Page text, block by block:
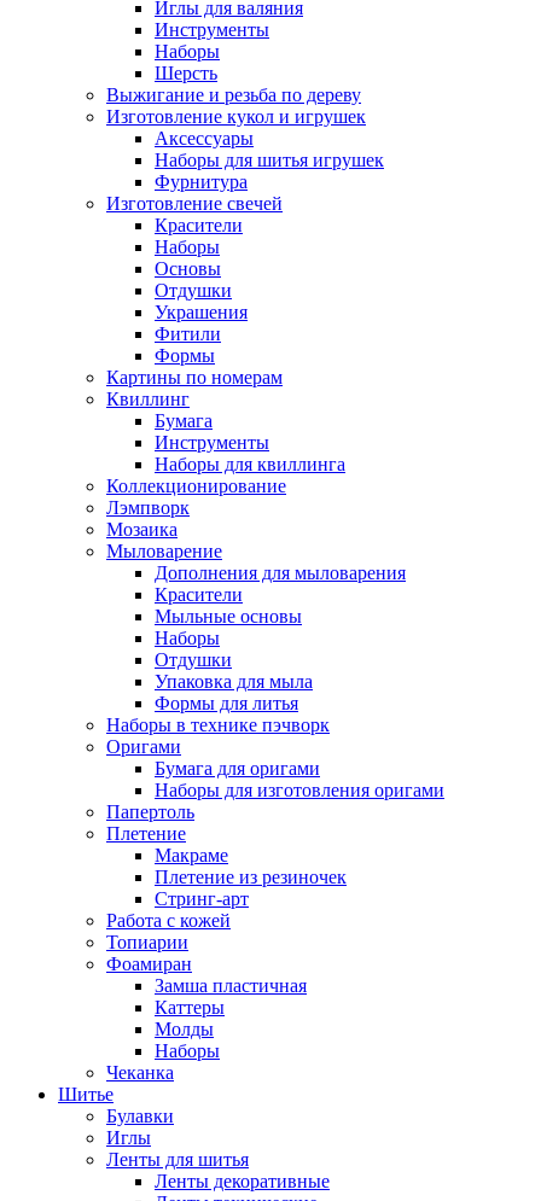
Иглы для валяния
Инструменты
Наборы
Шерсть
Выжигание и резьба по дереву
Изготовление кукол и игрушек
Аксессуары
Наборы для шитья игрушек
Фурнитура
Изготовление свечей
Красители
Наборы
Основы
Отдушки
Украшения
Фитили
Формы
Картины по номерам
Квиллинг
Бумага
Инструменты
Наборы для квиллинга
Коллекционирование
Лэмпворк
Мозаика
Мыловарение
Дополнения для мыловарения
Красители
Мыльные основы
Наборы
Отдушки
Упаковка для мыла
Формы для литья
Наборы в технике пэчворк
Оригами
Бумага для оригами
Наборы для изготовления оригами
Папертоль
Плетение
Макраме
Плетение из резиночек
Стринг-арт
Работа с кожей
Топиарии
Фоамиран
Замша пластичная
Каттеры
Молды
Наборы
Чеканка
Шитье
Булавки
Иглы
Ленты для шитья
Ленты декоративные